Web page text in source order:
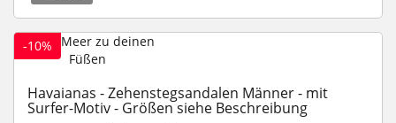
-10%
Havaianas - Zehenstegsandalen Männer - mit
Surfer-Motiv - Größen siehe Beschreibung